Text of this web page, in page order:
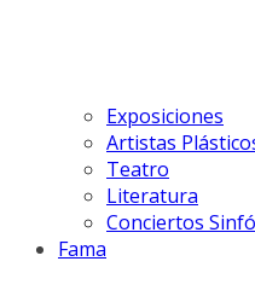
Exposiciones
Artistas
Teatro
Literatura
Conciertos
Fama